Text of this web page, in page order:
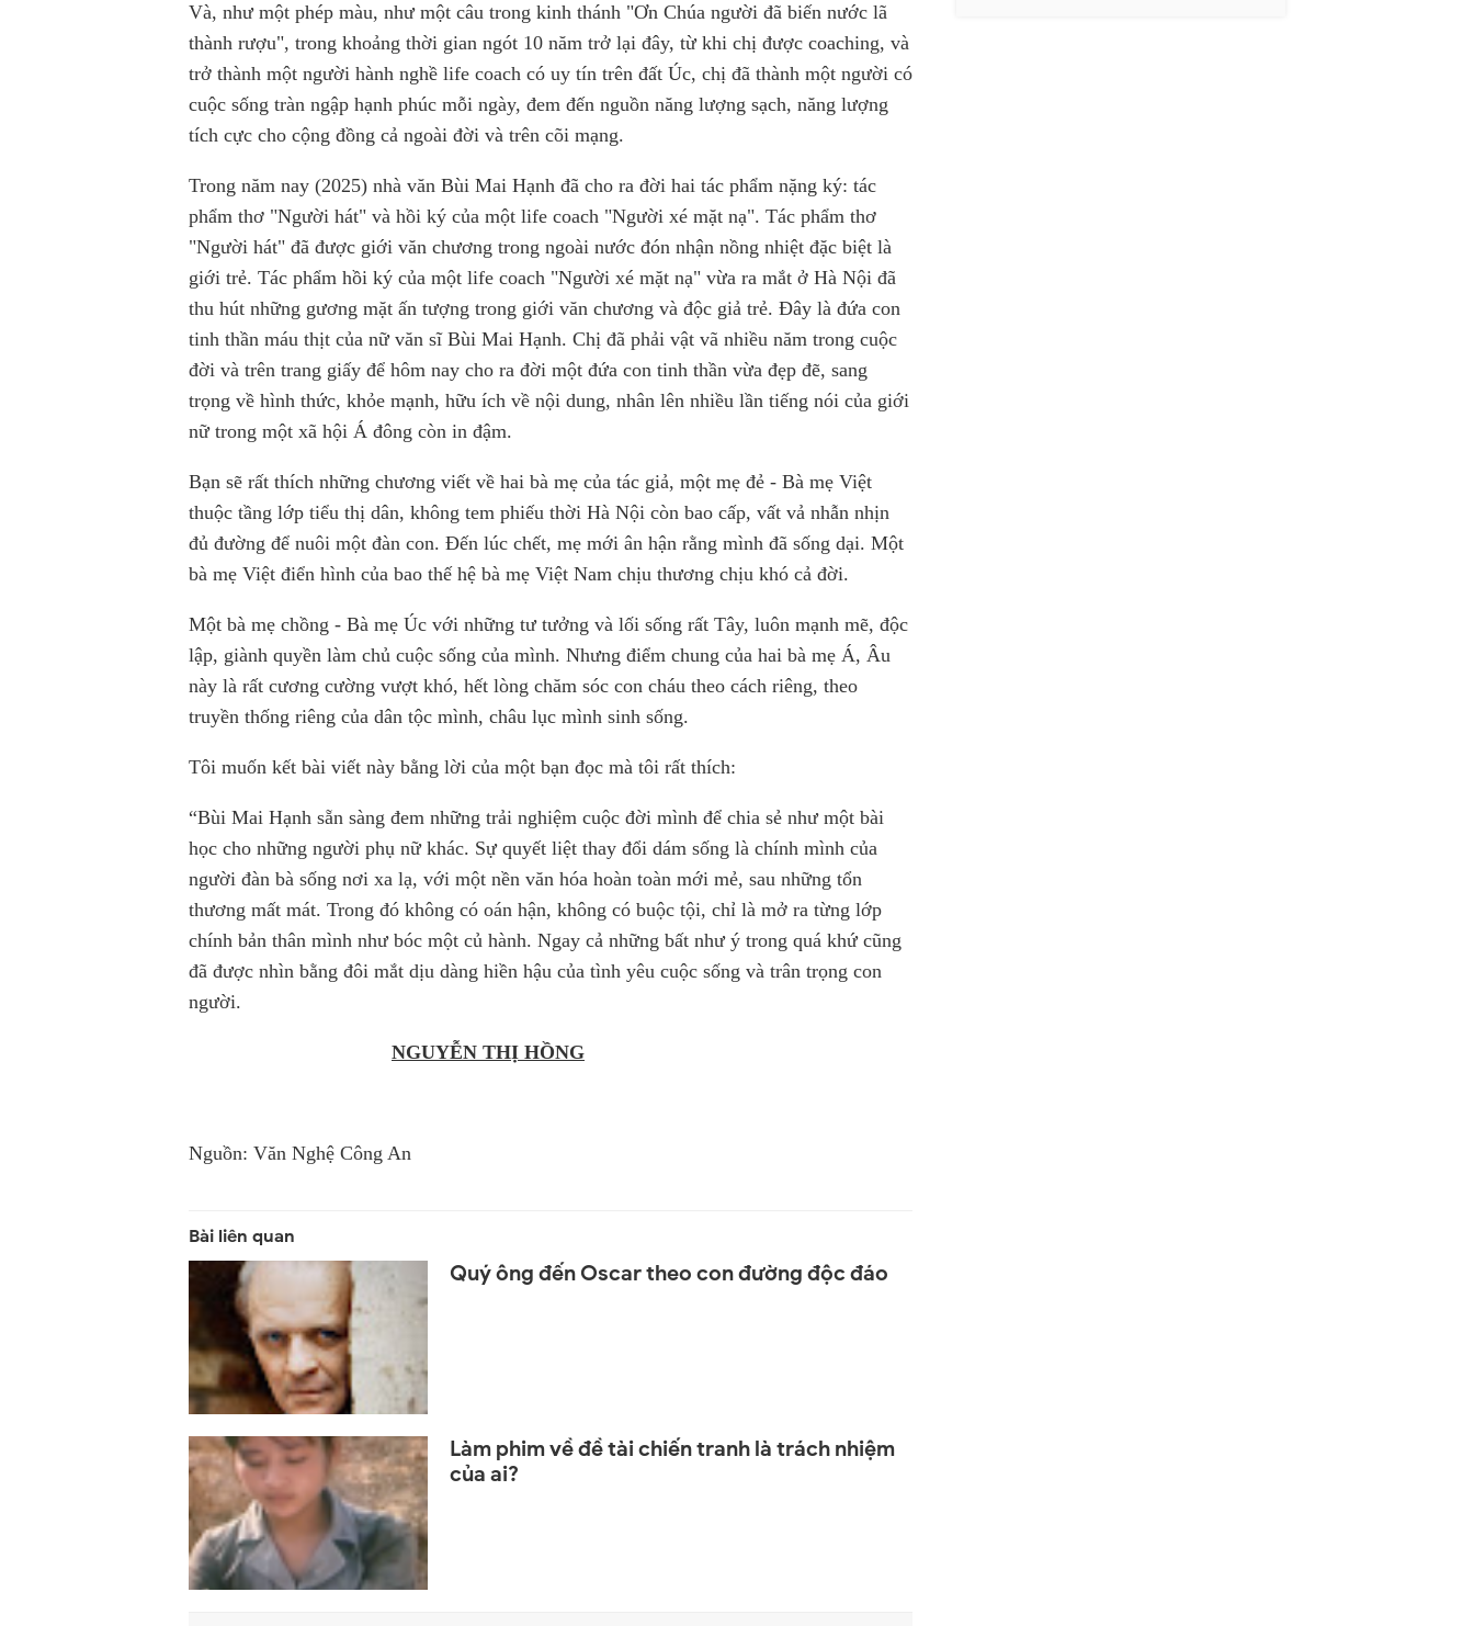
Và, như một phép màu, như một câu trong kinh thánh "Ơn Chúa người đã biến nước lã
thành rượu", trong khoảng thời gian ngót 10 năm trở lại đây, từ khi chị được coaching, và
trở thành một người hành nghề life coach có uy tín trên đất Úc, chị đã thành một người có
cuộc sống tràn ngập hạnh phúc mỗi ngày, đem đến nguồn năng lượng sạch, năng lượng
tích cực cho cộng đồng cả ngoài đời và trên cõi mạng.
Trong năm nay (2025) nhà văn Bùi Mai Hạnh đã cho ra đời hai tác phẩm nặng ký: tác
phẩm thơ "Người hát" và hồi ký của một life coach "Người xé mặt nạ". Tác phẩm thơ
"Người hát" đã được giới văn chương trong ngoài nước đón nhận nồng nhiệt đặc biệt là
giới trẻ. Tác phẩm hồi ký của một life coach "Người xé mặt nạ" vừa ra mắt ở Hà Nội đã
thu hút những gương mặt ấn tượng trong giới văn chương và độc giả trẻ. Đây là đứa con
tinh thần máu thịt của nữ văn sĩ Bùi Mai Hạnh. Chị đã phải vật vã nhiều năm trong cuộc
đời và trên trang giấy để hôm nay cho ra đời một đứa con tinh thần vừa đẹp đẽ, sang
trọng về hình thức, khỏe mạnh, hữu ích về nội dung, nhân lên nhiều lần tiếng nói của giới
nữ trong một xã hội Á đông còn in đậm.
Bạn sẽ rất thích những chương viết về hai bà mẹ của tác giả, một mẹ đẻ - Bà mẹ Việt
thuộc tầng lớp tiểu thị dân, không tem phiếu thời Hà Nội còn bao cấp, vất vả nhẫn nhịn
đủ đường để nuôi một đàn con. Đến lúc chết, mẹ mới ân hận rằng mình đã sống dại. Một
bà mẹ Việt điển hình của bao thế hệ bà mẹ Việt Nam chịu thương chịu khó cả đời.
Một bà mẹ chồng - Bà mẹ Úc với những tư tưởng và lối sống rất Tây, luôn mạnh mẽ, độc
lập, giành quyền làm chủ cuộc sống của mình. Nhưng điểm chung của hai bà mẹ Á, Âu
này là rất cương cường vượt khó, hết lòng chăm sóc con cháu theo cách riêng, theo
truyền thống riêng của dân tộc mình, châu lục mình sinh sống.
Tôi muốn kết bài viết này bằng lời của một bạn đọc mà tôi rất thích:
“Bùi Mai Hạnh sẵn sàng đem những trải nghiệm cuộc đời mình để chia sẻ như một bài
học cho những người phụ nữ khác. Sự quyết liệt thay đổi dám sống là chính mình của
người đàn bà sống nơi xa lạ, với một nền văn hóa hoàn toàn mới mẻ, sau những tổn
thương mất mát. Trong đó không có oán hận, không có buộc tội, chỉ là mở ra từng lớp
chính bản thân mình như bóc một củ hành. Ngay cả những bất như ý trong quá khứ cũng
đã được nhìn bằng đôi mắt dịu dàng hiền hậu của tình yêu cuộc sống và trân trọng con
người.
NGUYỄN THỊ HỒNG
Nguồn: Văn Nghệ Công An
Quý ông đến Oscar theo con đường độc đáo
Làm phim về đề tài chiến tranh là trách nhiệm
của ai?